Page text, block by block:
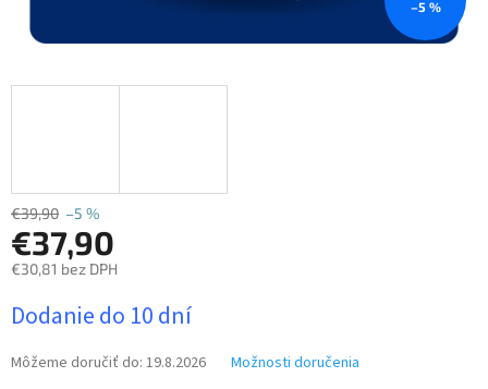
–5 %
€39,90 –5 %
€37,90
€30,81 bez DPH
cena:
Dodanie do 10 dní
Môžeme doručiť do: 19.8.2026 Možnosti doručenia